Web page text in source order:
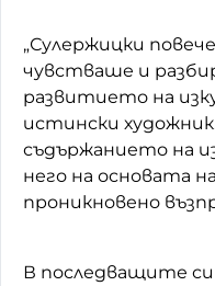
„Сулержицки
чувстваше и
развитието на
истински
съдържанието на
него на основата
проникновено
В последващите